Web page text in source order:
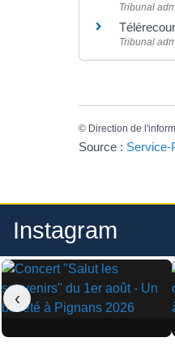
Tribunal
Tribunal
© Direction de
Source : Service-
Instagram
▶
‹